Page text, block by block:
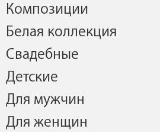
Композиции
Белая коллекция
Свадебные
Детские
Для мужчин
Для женщин